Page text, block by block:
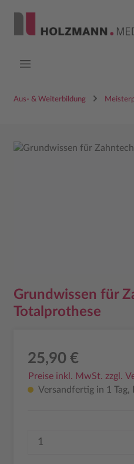
Aus- & Weiterbildung
Bildergalerie überspringen
Grundwissen für
Totalprothese
25,90 €
Preise inkl. MwSt. zzgl.
Versandfertig in 1 Tag,
Produkt Anzahl: